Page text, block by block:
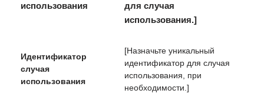
использования
для случая
использования.]
Идентификатор
случая
использования
[Назначьте уникальный
идентификатор для случая
использования, при
необходимости.]